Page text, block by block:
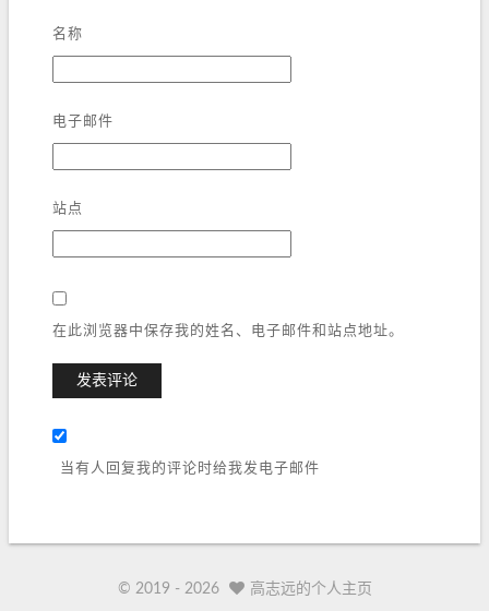
名称
电子邮件
站点
在此浏览器中保存我的姓名、电子邮件和站点地址。
当有人回复我的评论时给我发电子邮件
© 2019 - 2026 高志远的个人主页